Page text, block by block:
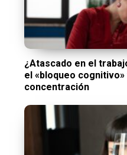
¿Atascado en el
el «bloqueo
concentración